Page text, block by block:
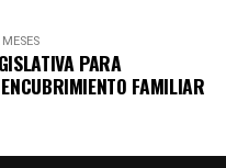
el teléfono móvil de
y documento de
es objeto de análisis
esclarecer cómo
PARA
FAMILIAR